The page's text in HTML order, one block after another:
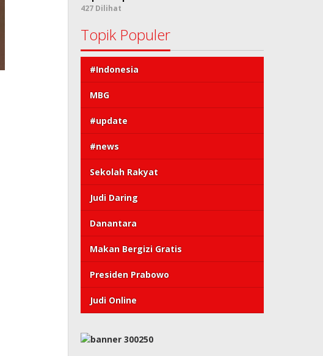
427 Dilihat
Topik Populer
#Indonesia
MBG
#update
#news
Sekolah Rakyat
Judi Daring
Danantara
Makan Bergizi Gratis
Presiden Prabowo
Judi Online